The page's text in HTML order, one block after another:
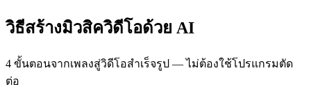
วิธีสร้างมิวสิควิดีโอด้วย AI
4 ขั้นตอนจากเพลงสู่วิดีโอสำเร็จรูป — ไม่ต้องใช้โปรแกรมตัด
ต่อ